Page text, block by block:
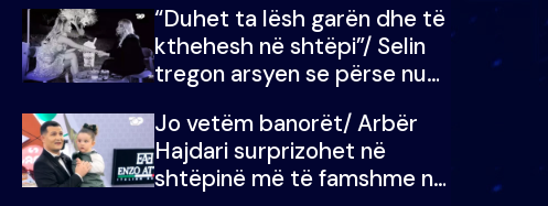
“Duhet ta lësh garën dhe të
kthehesh në shtëpi”/ Selin
tregon arsyen se përse nuk
Doja ta çoja luftën time deri
në fund
Jo vetëm banorët/ Arbër
Hajdari surprizohet në
shtëpinë më të famshme në